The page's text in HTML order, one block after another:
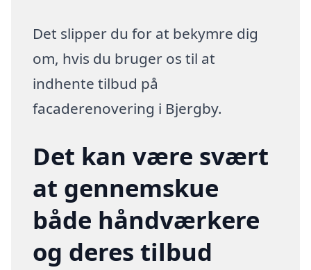
Det slipper du for at bekymre dig
om, hvis du bruger os til at
indhente tilbud på
facaderenovering i Bjergby.
Det kan være svært
at gennemskue
både håndværkere
og deres tilbud